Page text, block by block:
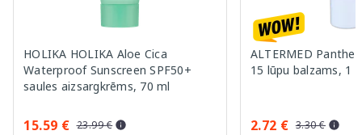
HOLIKA HOLIKA Aloe Cica
Waterproof Sunscreen SPF50+
saules aizsargkrēms, 70 ml
15.59 € 23.99 €
ALTERMED
15 lūpu balzams, 1
2.72 € 3.30 €